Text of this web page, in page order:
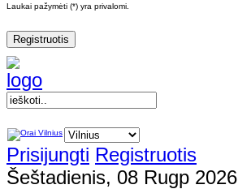
Laukai pažymėti (*) yra privalomi.
Registruotis
Prisijungti Registruotis
Šeštadienis, 08 Rugp 2026